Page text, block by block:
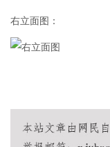
右立面图：